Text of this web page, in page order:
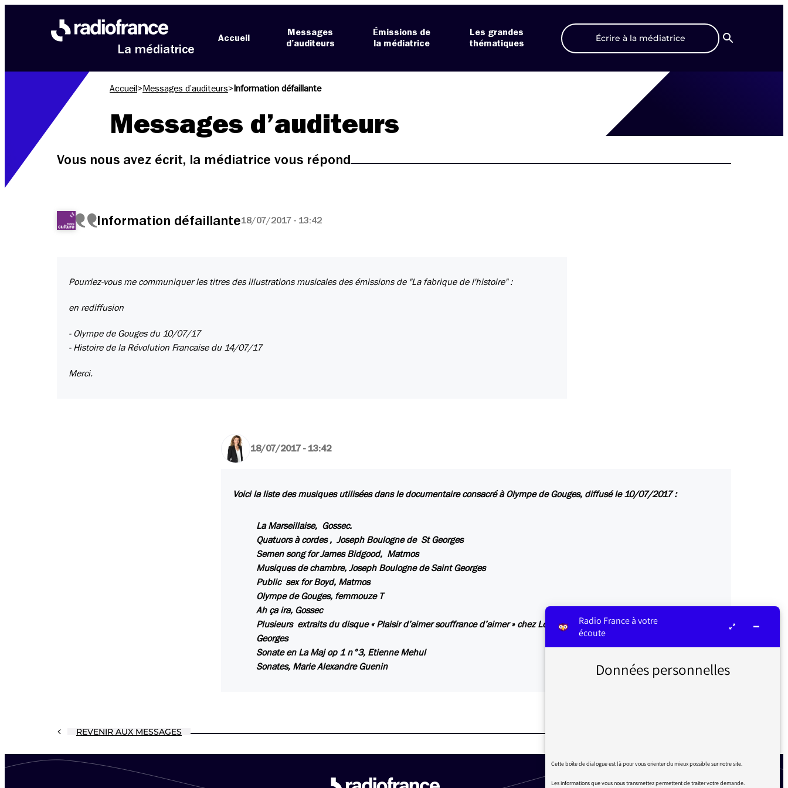
La médiatrice
Accueil
Messages
d’auditeurs
Émissions de
la médiatrice
Les grandes
thématiques
Écrire à la médiatrice
Recherche
Accueil > Messages d’auditeurs> Information défaillante
Messages d’auditeurs
Vous nous avez écrit, la médiatrice vous répond
Information défaillante18/07/2017 - 13:42
Pourriez-vous me communiquer les titres des illustrations musicales des émissions de "La fabrique de l'histoire" :
en rediffusion
- Olympe de Gouges du 10/07/17
- Histoire de la Révolution Francaise du 14/07/17
Merci.
18/07/2017 - 13:42
Voici la liste des musiques utilisées dans le documentaire consacré à Olympe de Gouges, diffusé le 10/07/2017 :
La Marseillaise, Gossec.
Quatuors à cordes , Joseph Boulogne de St Georges
Semen song for James Bidgood, Matmos
Musiques de chambre, Joseph Boulogne de Saint Georges
Public sex for Boyd, Matmos
Olympe de Gouges, femmouze T
Ah ça ira, Gossec
Plusieurs extraits du disque « Plaisir d’aimer souffrance d’aimer » chez Loreley Production, Joseph Boulogne de Saint
Georges
Sonate en La Maj op 1 n°3, Etienne Mehul
Sonates, Marie Alexandre Guenin
REVENIR AUX MESSAGES
Radio France à votre
écoute
Données personnelles
Cette boîte de dialogue est là pour vous orienter du mieux possible sur notre site.
Les informations que vous nous transmettez permettent de traiter votre demande.